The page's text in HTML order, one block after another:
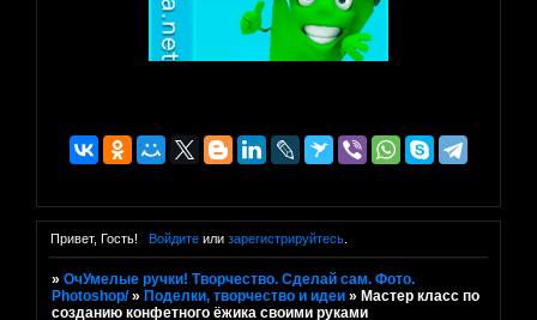
Привет, Гость! Войдитеили зарегистрируйтесь.
»ОчУмелые ручки! Творчество. Сделай сам. Фото.
Photoshop/ » Поделки, творчество и идеи » Мастер класс по
созданию конфетного ёжика своими руками